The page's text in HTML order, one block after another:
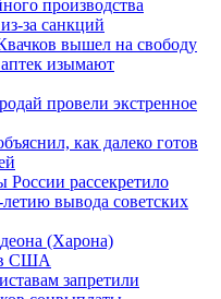
производства
за санкций
вышел на свободу
изымают
провели экстренное
как далеко готов
рассекретило
вывода советских
(Харона)
в США
запретили